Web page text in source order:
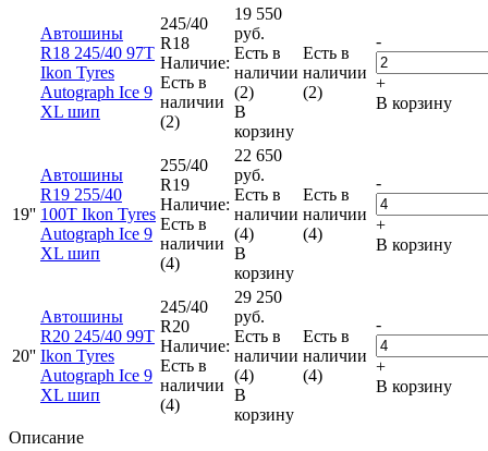
Автошины
R18 245/40 97T
Ikon Tyres
Autograph Ice 9
XL шип
245/40
R18
Наличие:
Есть в
наличии
(2)
19 550
руб.
Есть в
наличии
(2)
В
корзину
Есть в
наличии
(2)
-
+
В корзину
19''
Автошины
R19 255/40
100T Ikon Tyres
Autograph Ice 9
XL шип
255/40
R19
Наличие:
Есть в
наличии
(4)
22 650
руб.
Есть в
наличии
(4)
В
корзину
Есть в
наличии
(4)
-
+
В корзину
20''
Автошины
R20 245/40 99T
Ikon Tyres
Autograph Ice 9
XL шип
245/40
R20
Наличие:
Есть в
наличии
(4)
29 250
руб.
Есть в
наличии
(4)
В
корзину
Есть в
наличии
(4)
-
+
В корзину
Описание